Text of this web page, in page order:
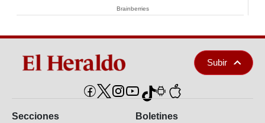
Brainberries
Subir
Secciones Boletines